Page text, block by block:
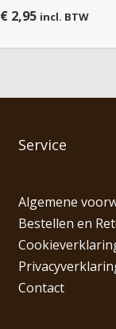
€ 2,95 incl. BTW
Service
Algemene
Bestellen en
Contact